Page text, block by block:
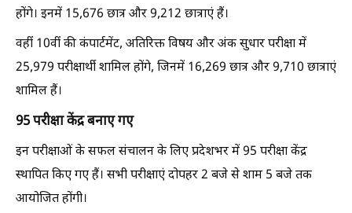
होंगे। इनमें 15,676 छात्र और 9,212 छात्राएं हैं।
वहीं 10वीं की कंपार्टमेंट, अतिरिक्त विषय और अंक सुधार परीक्षा में
25,979 परीक्षार्थी शामिल होंगे, जिनमें 16,269 छात्र और 9,710 छात्राएं
शामिल हैं।
95 परीक्षा केंद्र बनाए गए
इन परीक्षाओं के सफल संचालन के लिए प्रदेशभर में 95 परीक्षा केंद्र
स्थापित किए गए हैं। सभी परीक्षाएं दोपहर 2 बजे से शाम 5 बजे तक
आयोजित होंगी।